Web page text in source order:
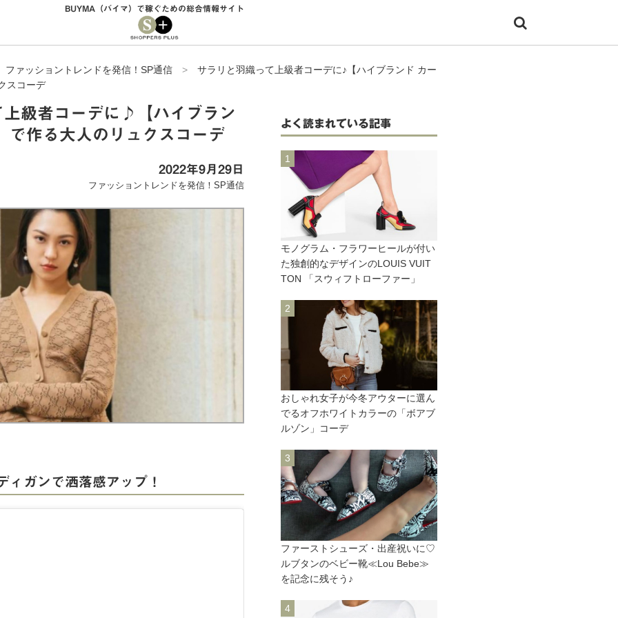
BUYMA（バイマ）で稼ぐための総合情報サイト
ファッショントレンドを発信！SP通信 > サラリと羽織って上級者コーデに♪【ハイブランド カー
スコーデ
上級者コーデに♪【ハイブラン
で作る大人のリュクスコーデ
2022年9月29日
ファッショントレンドを発信！SP通信
ィガンで洒落感アップ！
よく読まれている記事
モノグラム・フラワーヒールが付い
た独創的なデザインのLOUIS VUIT
TON 「スウィフトローファー」
おしゃれ女子が今冬アウターに選ん
でるオフホワイトカラーの「ボアブ
ルゾン」コーデ
ファーストシューズ・出産祝いに♡
ルブタンのベビー靴≪Lou Bebe≫
を記念に残そう♪